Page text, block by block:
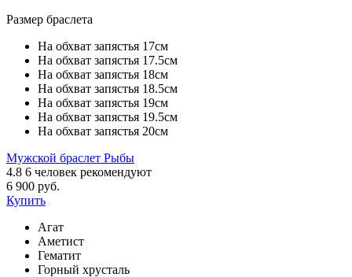
Размер браслета
На обхват запястья 17см
На обхват запястья 17.5см
На обхват запястья 18см
На обхват запястья 18.5см
На обхват запястья 19см
На обхват запястья 19.5см
На обхват запястья 20см
Мужской браслет Рыбы
4.8 6 человек рекомендуют
6 900 руб.
Купить
Агат
Аметист
Гематит
Горный хрусталь